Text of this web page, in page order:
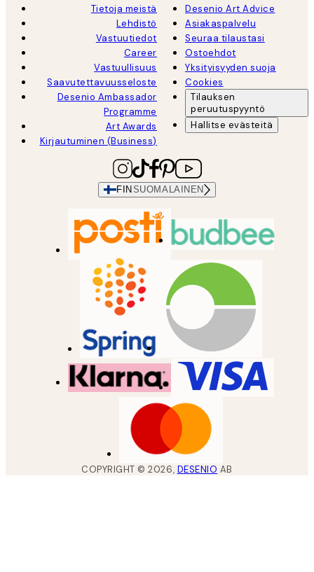
Tietoja meistä
Lehdistö
Vastuutiedot
Career
Vastuullisuus
Saavutettavuusseloste
Desenio Ambassador
Programme
Art Awards
Kirjautuminen (Business)
Desenio Art Advice
Asiakaspalvelu
Seuraa tilaustasi
Ostoehdot
Yksityisyyden suoja
Cookies
Tilauksen
peruutuspyyntö
Hallitse evästeitä
FIN SUOMALAINEN
COPYRIGHT ©2026, DESENIO AB